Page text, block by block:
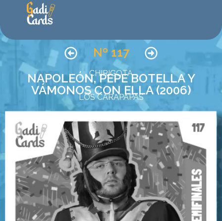
Nº 117
CHIRIGOTA
NAPOLEÓN, PEPE BOTELLA Y
VÁMONOS CON ELLA (2006)
LOS CARAPAPAS